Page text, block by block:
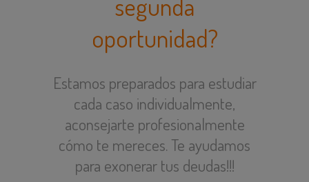
segunda
oportunidad?
Estamos preparados para estudiar
cada caso individualmente,
aconsejarte profesionalmente
cómo te mereces. Te ayudamos
para exonerar tus deudas!!!